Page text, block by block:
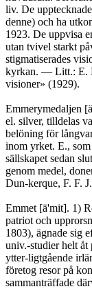
liv. De
denne) och ha
1923. De uppvisa
utan tvivel starkt
stigmatiserades
kyrkan. — Litt.: E.
visioner» (1929).	Efr.B.
Emmerymedaljen
el. silver, tilldelas
belöning för
inom yrket. E.,
sällskapet sedan
genom medel,
Dun-kerque, F. F.
Emmet [ä'mit]. 1)
patriot och
1803), ägnade sig
univ.-studier helt
ytter-ligtgående
företog resor på
sammanträffade